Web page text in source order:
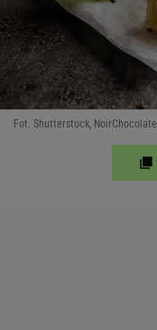
Fot. Shutterstock, NoirChocolate